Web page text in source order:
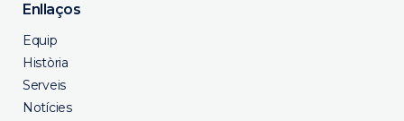
Enllaços
Equip
Història
Serveis
Notícies